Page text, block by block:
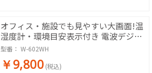
オフィス・施設でも見やすい大画面!温
湿度計・環境目安表示付き 電波デジタ
ル時計 エアサーチメルスター (ホワイ
型番： W-602WH
￥9,800 (税込)